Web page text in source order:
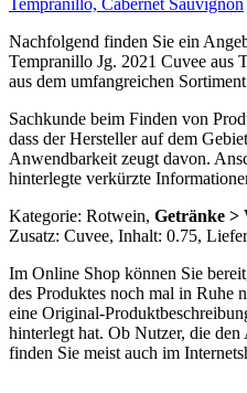
Nachfolgend finden Sie ein
Tempranillo Jg. 2021 Cuvee aus
aus dem umfangreichen
Sachkunde beim Finden von
dass der Hersteller auf dem
Anwendbarkeit zeugt davon.
hinterlegte verkürzte
Kategorie: Rotwein, Getränke >
Zusatz: Cuvee, Inhalt: 0.75,
Im Online Shop können Sie
des Produktes noch mal in Ruhe
eine Original-
hinterlegt hat. Ob Nutzer, die
finden Sie meist auch im